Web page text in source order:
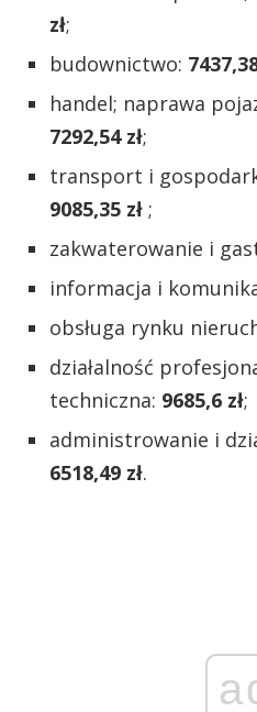
zł;
budownictwo:
handel; naprawa
7292,54 zł;
transport i
9085,35 zł ;
zakwaterowanie i
informacja i
obsługa rynku
działalność
techniczna: 9685,6 zł;
administrowanie i
6518,49 zł.